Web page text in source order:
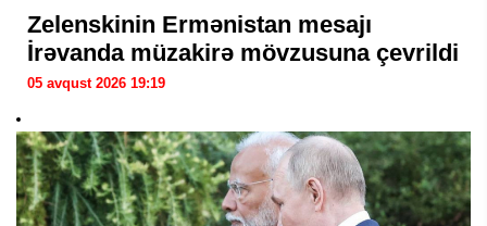
Zelenskinin Ermənistan mesajı
İrəvanda müzakirə mövzusuna çevrildi
05 avqust 2026 19:19